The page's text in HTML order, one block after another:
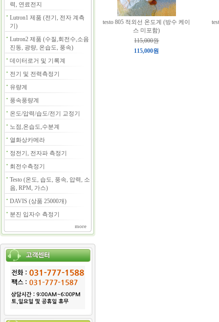
력, 연료전지
Lutron1 제품 (전기, 전자 계측
기)
Lutron2 제품 (수질,회전수,소음
진동, 광량, 온습도, 풍속)
데이터로거 및 기록계
전기 및 전력측정기
유량계
풍속풍량계
온도/압력/습도/전기 교정기
노점,온습도,수분계
열화상카메라
정전기, 전자파 측정기
회전수측정기
Testo (온도, 습도, 풍속, 압력, 소
음, RPM, 가스)
DAVIS (상품 25000개)
분진 입자수 측정기
more
testo 805 적외선 온도계 (방수 케이
스 미포함)
115,000원
115,000원